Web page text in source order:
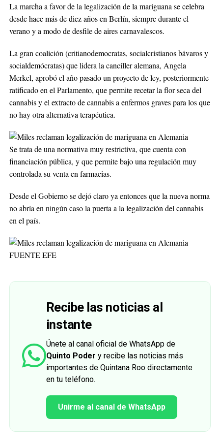
La marcha a favor de la legalización de la mariguana se celebra
desde hace más de diez años en Berlín, siempre durante el
verano y a modo de desfile de aires carnavalescos.
La gran coalición (critianodemocratas, socialcristianos bávaros y
socialdemócratas) que lidera la canciller alemana, Angela
Merkel, aprobó el año pasado un proyecto de ley, posteriormente
ratificado en el Parlamento, que permite recetar la flor seca del
cannabis y el extracto de cannabis a enfermos graves para los que
no hay otra alternativa terapéutica.
Se trata de una normativa muy restrictiva, que cuenta con
financiación pública, y que permite bajo una regulación muy
controlada su venta en farmacias.
Desde el Gobierno se dejó claro ya entonces que la nueva norma
no abría en ningún caso la puerta a la legalización del cannabis
en el país.
FUENTE EFE
Recibe las noticias al
instante
Únete al canal oficial de WhatsApp de
Quinto Poder y recibe las noticias más
importantes de Quintana Roo directamente
en tu teléfono.
Unirme al canal de WhatsApp